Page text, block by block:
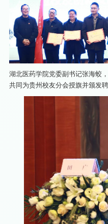
湖北医药学院党委副书记张海蛟
共同为贵州校友分会授旗并颁发聘